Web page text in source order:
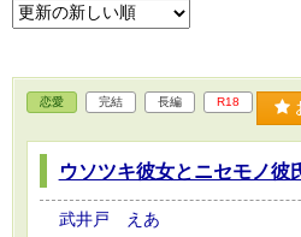
恋愛 完結 長編 R18
ウソツキ彼女とニセモノ彼
武井戸 えあ